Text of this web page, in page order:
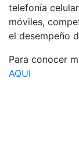
telefonía
móviles,
el desempeño
Para conocer
AQUI